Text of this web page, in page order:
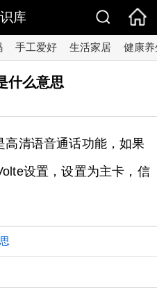
库
手工爱好 生活家居 健康养
什么意思
清语音通话功能，如果
设置，设置为主卡，信